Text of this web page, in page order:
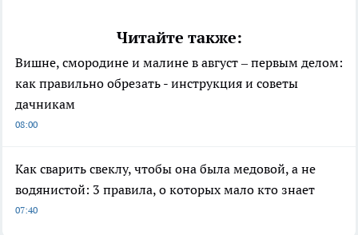
Читайте также:
Вишне, смородине и малине в август – первым делом:
как правильно обрезать - инструкция и советы
дачникам
08:00
Как сварить свеклу, чтобы она была медовой, а не
водянистой: 3 правила, о которых мало кто знает
07:40